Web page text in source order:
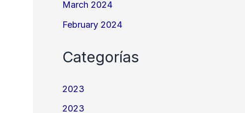
March 2024
February 2024
Categorías
2023
2023